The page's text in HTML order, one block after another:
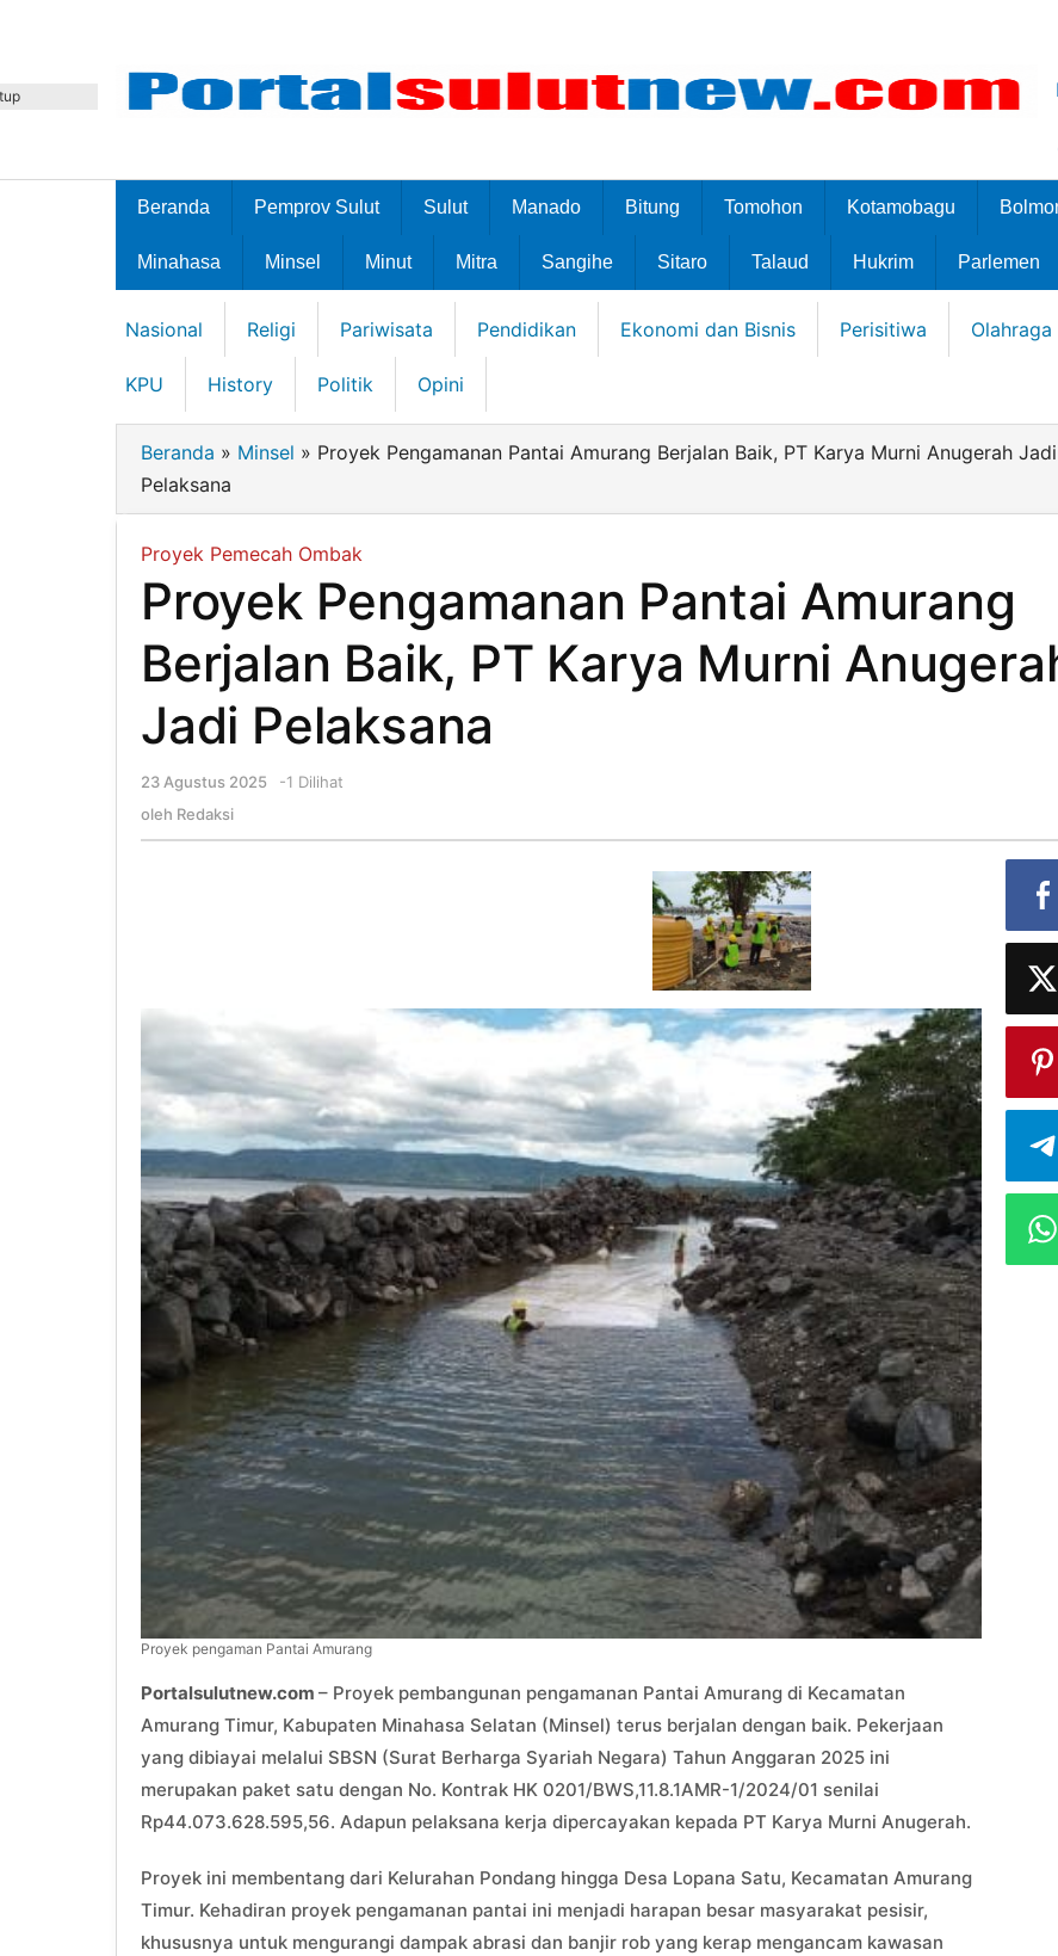
Beranda Pemprov Sulut Sulut Manado Bitung Tomohon Kotamobagu
Minahasa Minsel Minut Mitra Sangihe Sitaro Talaud Hukrim Parlemen
Nasional Religi Pariwisata Pendidikan Ekonomi dan Bisnis Perisitiwa Olahraga
KPU History Politik Opini
Beranda » Minsel » Proyek Pengamanan Pantai Amurang Berjalan Baik, PT Karya Murni Anugerah Jadi
Pelaksana
Proyek Pemecah Ombak
Proyek Pengamanan Pantai Amurang
Berjalan Baik, PT Karya Murni
Jadi Pelaksana
23 Agustus 2025
oleh
-1 Dilihat
oleh Redaksi
Proyek pengaman Pantai Amurang
Portalsulutnew.com – Proyek pembangunan pengamanan Pantai Amurang di Kecamatan
Amurang Timur, Kabupaten Minahasa Selatan (Minsel) terus berjalan dengan baik. Pekerjaan
yang dibiayai melalui SBSN (Surat Berharga Syariah Negara) Tahun Anggaran 2025 ini
merupakan paket satu dengan No. Kontrak HK 0201/BWS,11.8.1AMR-1/2024/01 senilai
Rp44.073.628.595,56. Adapun pelaksana kerja dipercayakan kepada PT Karya Murni Anugerah.
Proyek ini membentang dari Kelurahan Pondang hingga Desa Lopana Satu, Kecamatan Amurang
Timur. Kehadiran proyek pengamanan pantai ini menjadi harapan besar masyarakat pesisir,
khususnya untuk mengurangi dampak abrasi dan banjir rob yang kerap mengancam kawasan